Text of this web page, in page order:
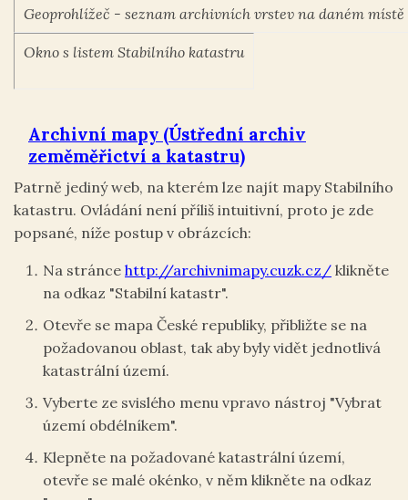
Geoprohlížeč - seznam archivních vrstev na daném místě
Okno s listem Stabilního katastru
Archivní mapy (Ústřední archiv
zeměměřictví a katastru)
Patrně jediný web, na kterém lze najít mapy Stabilního
katastru. Ovládání není příliš intuitivní, proto je zde
popsané, níže postup v obrázcích:
Na stránce http://archivnimapy.cuzk.cz/ klikněte
na odkaz "Stabilní katastr".
Otevře se mapa České republiky, přibližte se na
požadovanou oblast, tak aby byly vidět jednotlivá
katastrální území.
Vyberte ze svislého menu vpravo nástroj "Vybrat
území obdélníkem".
Klepněte na požadované katastrální území,
otevře se malé okénko, v něm klikněte na odkaz